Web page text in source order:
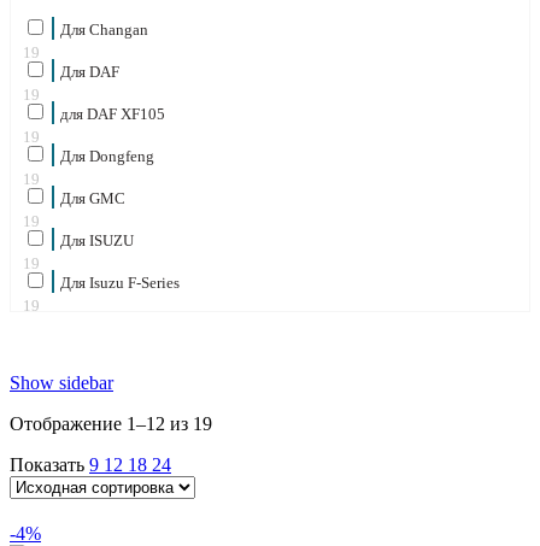
Для Changan
19
Для DAF
19
для DAF XF105
19
Для Dongfeng
19
Для GMC
19
Для ISUZU
19
Для Isuzu F-Series
19
19
19
19
для Kenworth
Show sidebar
Отображение 1–12 из 19
Показать 9 12 18 24
-4%